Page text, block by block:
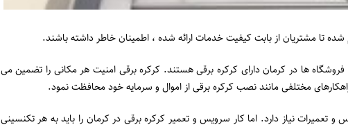
تا مشتریان از بابت کیفیت خدمات ارائه شده ، اطمینان خاطر داشته باشند.
ها در کرمان دارای کرکره برقی هستند. کرکره برقی امنیت هر مکانی را تضمین می
مختلفی مانند نصب کرکره برقی از اموال و سرمایه خود محافظت نمود.
تعمیرات نیاز دارد. اما کار سرویس و تعمیر کرکره برقی در کرمان را باید به هر تکنسینی